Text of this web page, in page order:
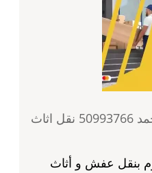
شركة نقل عفش فهد الاحمد 50993766 نقل اثاث
بنقل عفش و أثاث